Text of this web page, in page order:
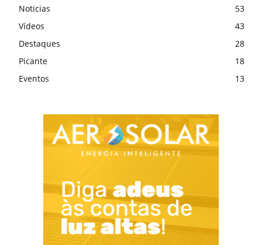
Noticias
53
Vídeos
43
Destaques
28
Picante
18
Eventos
13